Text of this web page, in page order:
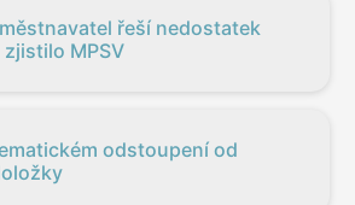
řeší nedostatek
MPSV
odstoupení od